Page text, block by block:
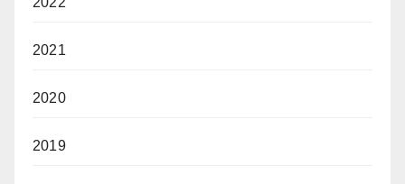
2021
2020
2019